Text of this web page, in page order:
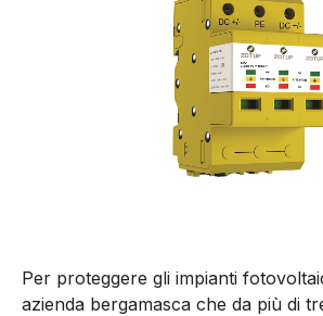
Per proteggere gli impianti
azienda bergamasca che da più di